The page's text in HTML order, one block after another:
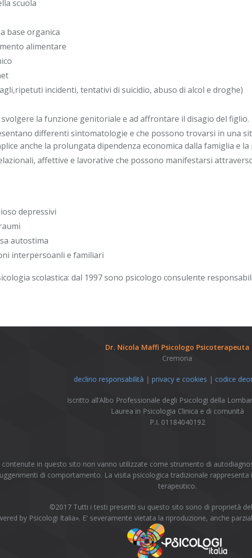
scuola
base organica
alimentare
incidenti, tentativi di suicidio, abuso di alcol e droghe)
la funzione genitoriale e ad affrontare il disagio del figlio.
differenti sintomatologie e che possono trovarsi in una
anche la prolungata dipendenza economica dalla famiglia e
affettive e lavorative che possono manifestarsi
depressivi
autostima
interpersoanli e familiari
scolastica: dal 1997 sono psicologo consulente
Dr. Nicola Maffi Psicologo Psicoterapeuta
Cremona
declino responsabilità | privacy e cookies | codice
Iscritto all’Albo Professionale degli Psicologi della
Laurea in Psicologia Clinica e di comunità
P.I. 01184040192
contenute in questo sito non vanno utilizzate come strumento di
di comportamento. La visita psicologica tradizionale
terapeutico.
©2017 Tutti i testi presenti su questo sito sono di proprietà
by Psicologi Italia». E' severamente vietata la riproduzione, anche